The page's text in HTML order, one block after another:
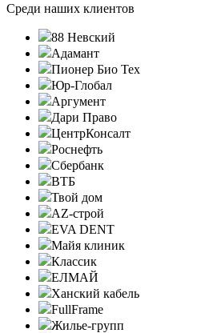
Среди наших клиентов
88 Невский
Адамант
Пионер Био Тех
Юр-Глобал
Аргумент
Дари Право
ЦентрКонсалт
Роснефть
Сбербанк
ВТБ
Твой дом
AZ-строй
EVA DENT
Майя клиник
Классик
ЕЛМАЙ
Ханский кабель
FullFrame
Жилье-групп